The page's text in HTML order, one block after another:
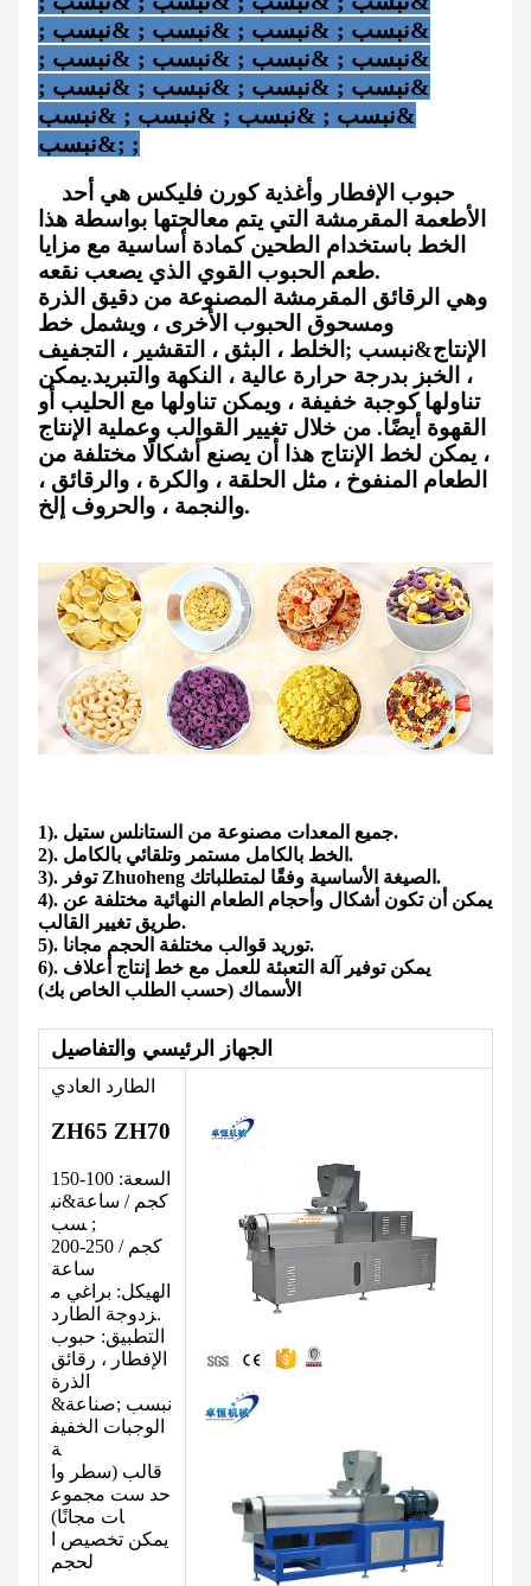
&نبسب ; &نبسب ; &نبسب ; &نبسب ;
&نبسب ; &نبسب ; &نبسب ; &نبسب ;
&نبسب ; &نبسب ; &نبسب ; &نبسب ;
&نبسب ; &نبسب ; &نبسب ; &نبسب
;&نبسب ;
حبوب الإفطار وأغذية كورن فليكس هي أحد
الأطعمة المقرمشة التي يتم معالجتها بواسطة هذا
الخط باستخدام الطحين كمادة أساسية مع مزايا
طعم الحبوب القوي الذي يصعب نقعه.
وهي الرقائق المقرمشة المصنوعة من دقيق الذرة
ومسحوق الحبوب الأخرى ، ويشمل خط
الإنتاج&نبسب ; الخلط ، البثق ، التقشير ، التجفيف
، الخبز بدرجة حرارة عالية ، النكهة والتبريد.يمكن
تناولها كوجبة خفيفة ، ويمكن تناولها مع الحليب أو
القهوة أيضًا. من خلال تغيير القوالب وعملية الإنتاج
، يمكن لخط الإنتاج هذا أن يصنع أشكالًا مختلفة من
الطعام المنفوخ ، مثل الحلقة ، والكرة ، والرقائق ،
والنجمة ، والحروف إلخ.
1). جميع المعدات مصنوعة من الستانلس ستيل.
2). الخط بالكامل مستمر وتلقائي بالكامل.
3). توفر Zhuoheng الصيغة الأساسية وفقًا لمتطلباتك.
4). يمكن أن تكون أشكال وأحجام الطعام النهائية مختلفة عن
طريق تغيير القالب.
5). توريد قوالب مختلفة الحجم مجانا.
6). يمكن توفير آلة التعبئة للعمل مع خط إنتاج أعلاف
الأسماك (حسب الطلب الخاص بك)
الجهاز الرئيسي والتفاصيل
الطارد العادي
ZH65 ZH70
السعة: 100-150
كجم / ساعة&نب
سب ;
200-250 كجم /
ساعة
الهيكل: براغي م
زدوجة الطارد.
التطبيق: حبوب
الإفطار ، رقائق
الذرة
&نبسب ;صناعة
الوجبات الخفيف
ة
قالب (سطر وا
حد ست مجموع
ات مجانًا)
يمكن تخصيص ا
لحجم